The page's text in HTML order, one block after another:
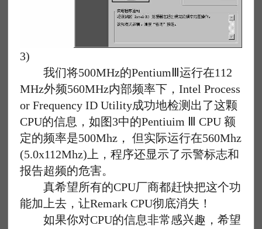
3)
我们将500MHz的PentiumⅢ运行在112
MHz外频560MHz内部频率下，Intel Process
or Frequency ID Utility成功地检测出了这颗
CPU的信息，如图3中的Pentiuim Ⅲ CPU 额
定的频率是500Mhz， 但实际运行在560Mhz
(5.0x112Mhz)上，程序还显示了示警标志和
报告超频的危害。
真希望所有的CPU厂商都赶快把这个功
能加上去，让Remark CPU彻底消失！
如果你对CPU的信息非常感兴趣，希望